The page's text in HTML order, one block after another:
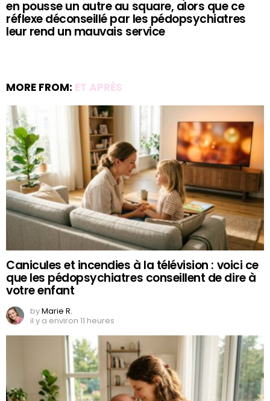
en pousse un autre au square, alors que ce
réflexe déconseillé par les pédopsychiatres
leur rend un mauvais service
MORE FROM: ET APRÈS
Canicules et incendies à la télévision : voici ce
que les pédopsychiatres conseillent de dire à
votre enfant
byMarie R.
il y a environ 11 heures